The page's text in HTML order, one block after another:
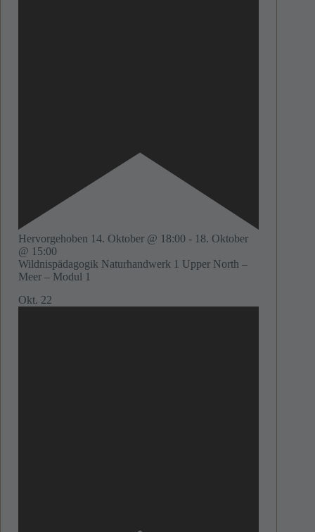
Hervorgehoben 14. Oktober @ 18:00 - 18. Oktober
@ 15:00
Wildnispädagogik Naturhandwerk 1 Upper North –
Meer – Modul 1
Okt. 22